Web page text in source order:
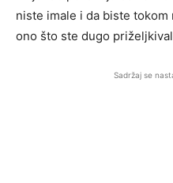
niste imale i da biste
ono što ste dugo
Sadržaj se